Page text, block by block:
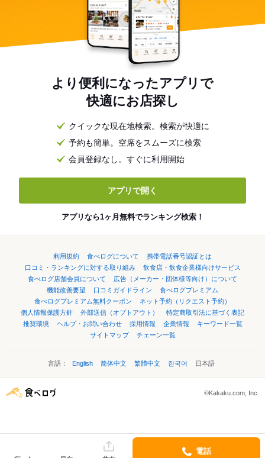
より便利になったアプリで
快適にお店探し
クイックな現在地検索。検索が快適に
予約も簡単。空席をスムーズに検索
会員登録なし。すぐに利用開始
アプリで開く
アプリなら1ヶ月無料でランキング検索！
利用規約 食べログについて
携帯電話番号認証とは
口コミ・ランキングに対する取り組み
飲食店・飲食企業様向けサービス
食べログ店舗会員について
広告（メーカー・団体様等向け）について
機能改善要望
口コミガイドライン
食べログプレミアム
食べログプレミアム無料クーポン
ネット予約（リクエスト予約）
個人情報保護方針
外部送信（オプトアウト）
特定商取引法に基づく表記
推奨環境
ヘルプ・お問い合わせ 採用情報 企業情報
キーワード一覧
サイトマップ
チェーン一覧
言語： English 简体中文 繁體中文 한국어 日本語
©Kakaku.com, Inc.
電話